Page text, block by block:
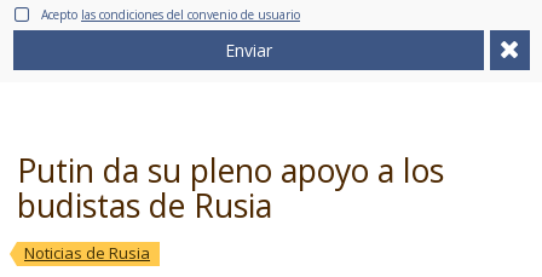
Acepto las condiciones del convenio de usuario
Enviar
Putin da su pleno apoyo a los
budistas de Rusia
Noticias de Rusia